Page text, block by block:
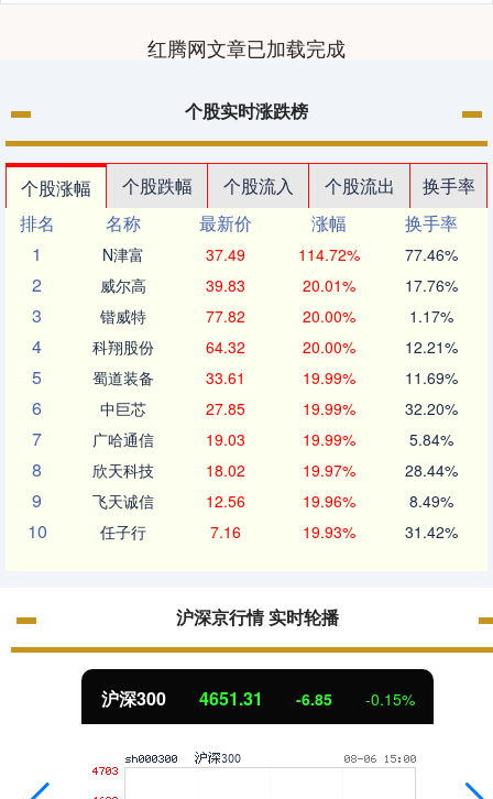
红腾网文章已加载完成
个股实时涨跌榜
个股涨幅 个股跌幅 个股流入 个股流出
换手率
排名
名称 最新价 涨幅
换手率
1
N津富 37.49 114.72% 77.46%
2 威尔高 39.83 20.01% 17.76%
3 锴威特 77.82 20.00% 1.17%
4 科翔股份 64.32 20.00% 12.21%
5 蜀道装备 33.61 19.99% 11.69%
6 中巨芯 27.85 19.99% 32.20%
7 广哈通信 19.03 19.99% 5.84%
8 欣天科技 18.02 19.97% 28.44%
9 飞天诚信 12.56 19.96% 8.49%
10 任子行 7.16 19.93% 31.42%
沪深京行情 实时轮播
北证50 1122.88